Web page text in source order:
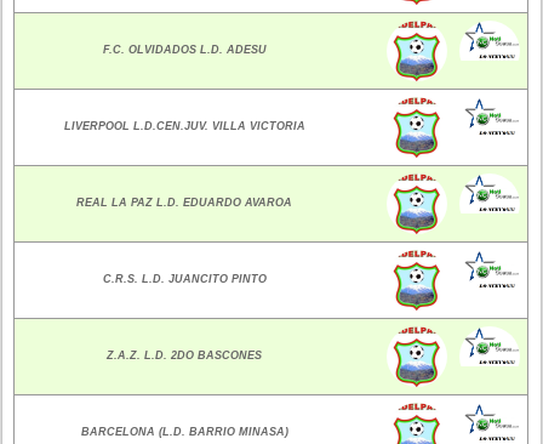
F.C. OLVIDADOS L.D. ADESU
LIVERPOOL L.D.CEN.JUV. VILLA VICTORIA
REAL LA PAZ L.D. EDUARDO AVAROA
C.R.S. L.D. JUANCITO PINTO
Z.A.Z. L.D. 2DO BASCONES
BARCELONA (L.D. BARRIO MINASA)